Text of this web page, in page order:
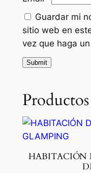
Guardar mi
sitio web en
vez que haga
HABITACIÓN